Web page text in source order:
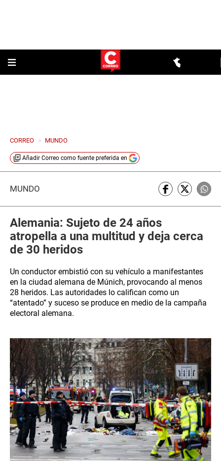
CORREO > MUNDO
Añadir Correo como fuente preferida en
MUNDO
Alemania: Sujeto de 24 años
atropella a una multitud y deja cerca
de 30 heridos
Un conductor embistió con su vehículo a manifestantes
en la ciudad alemana de Múnich, provocando al menos
28 heridos. Las autoridades lo califican como un
“atentado” y suceso se produce en medio de la campaña
electoral alemana.